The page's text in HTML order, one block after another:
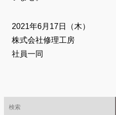
2021年6月17日（木）
株式会社修理工房
社員一同